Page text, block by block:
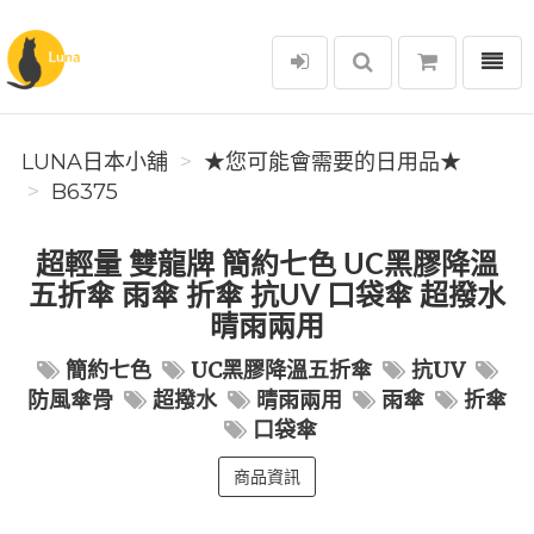
Luna日本小舖
選單
LUNA日本小舖
★您可能會需要的日用品★
B6375
超輕量 雙龍牌 簡約七色 UC黑膠降溫
五折傘 雨傘 折傘 抗UV 口袋傘 超撥水
晴雨兩用
簡約七色 UC黑膠降溫五折傘
抗UV
防風傘骨
超撥水 晴雨兩用 雨傘
折傘
口袋傘
商品資訊